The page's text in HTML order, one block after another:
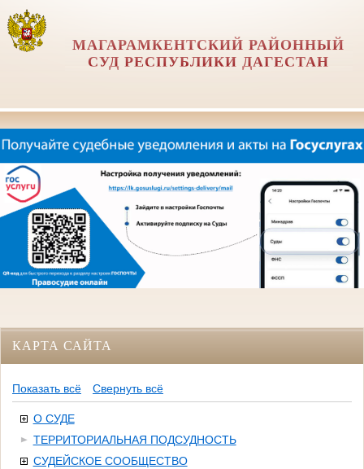
МАГАРАМКЕНТСКИЙ РАЙОННЫЙ
СУД РЕСПУБЛИКИ ДАГЕСТАН
КАРТА САЙТА
Показать всё Свернуть всё
О СУДЕ
ТЕРРИТОРИАЛЬНАЯ ПОДСУДНОСТЬ
СУДЕЙСКОЕ СООБЩЕСТВО